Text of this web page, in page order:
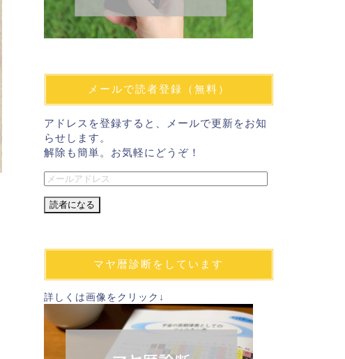
メールで読者登録（無料）
アドレスを登録すると、メールで更新をお知
らせします。
解除も簡単。お気軽にどうぞ！
メ
ル
レ
マヤ暦診断をしています
詳しくは画像をクリック↓